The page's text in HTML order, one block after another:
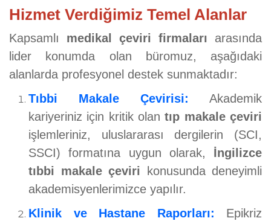
Hizmet Verdiğimiz Temel Alanlar
Kapsamlı medikal çeviri firmaları arasında
lider konumda olan büromuz, aşağıdaki
alanlarda profesyonel destek sunmaktadır:
Tıbbi Makale Çevirisi: Akademik
kariyeriniz için kritik olantıp makale çeviri
işlemleriniz, uluslararası dergilerin (SCI,
SSCI) formatına uygun olarak, İngilizce
tıbbi makale çeviri konusunda deneyimli
akademisyenlerimizce yapılır.
Klinik ve Hastane Raporları: Epikriz